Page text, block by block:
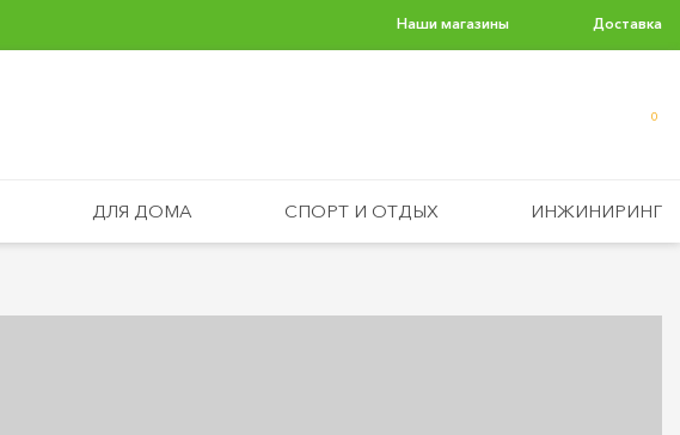
Наши магазины Доставка
0
ДЛЯ ДОМА СПОРТ И ОТДЫХ ИНЖИНИРИНГ